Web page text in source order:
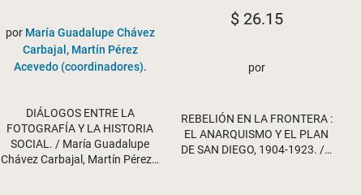
por María Guadalupe Chávez
Carbajal, Martín Pérez
Acevedo (coordinadores).
DIÁLOGOS ENTRE LA
FOTOGRAFÍA Y LA HISTORIA
SOCIAL. / María Guadalupe
Chávez Carbajal, Martín Pérez…
$26.15
por
REBELIÓN EN LA FRONTERA :
EL ANARQUISMO Y EL PLAN
DE SAN DIEGO, 1904-1923. /…